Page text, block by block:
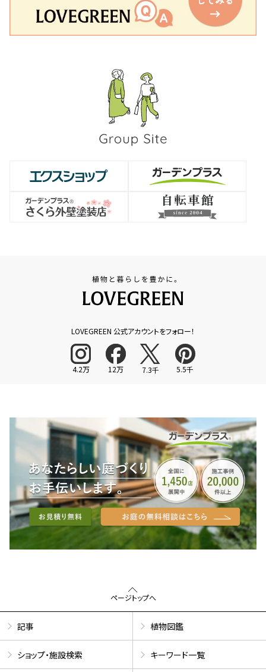
LOVEGREEN 公式アカウントをフォロー！
4.2万 12万 7.3千 5.5千
ページトップへ
記事 植物図鑑
ショップ・施設検索 キーワード一覧